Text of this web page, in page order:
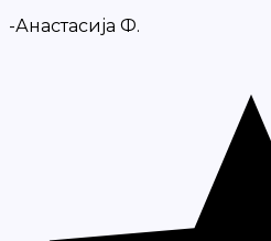
-Анастасија Ф.